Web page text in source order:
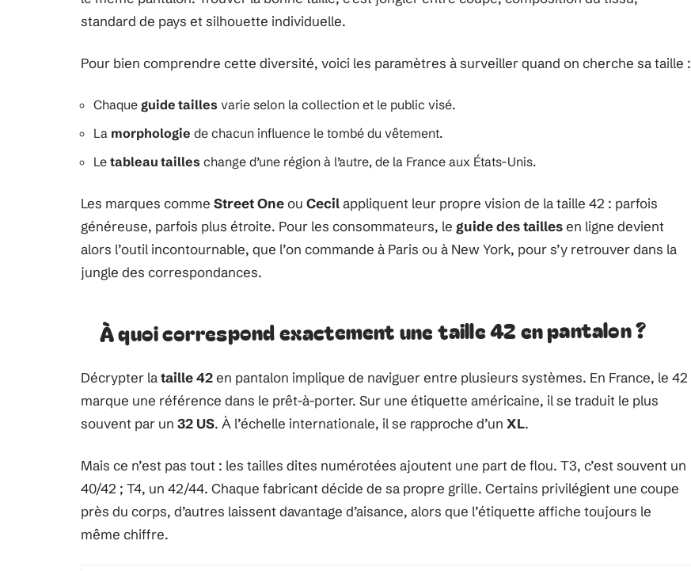
standard de pays et silhouette individuelle.
Pour bien comprendre cette diversité, voici les paramètres à surveiller quand on cherche sa taille :
Chaque guide tailles varie selon la collection et le public visé.
La morphologie de chacun influence le tombé du vêtement.
Le tableau tailles change d’une région à l’autre, de la France aux États-Unis.
Les marques comme Street Oneou Cecilappliquent leur propre vision de la taille 42 : parfois
généreuse, parfois plus étroite. Pour les consommateurs, le guide des taillesen ligne devient
alors l’outil incontournable, que l’on commande à Paris ou à New York, pour s’y retrouver dans la
jungle des correspondances.
À quoi correspond exactement une taille 42 en pantalon ?
Décrypter lataille 42en pantalon implique de naviguer entre plusieurs systèmes. En France, le 42
marque une référence dans le prêt-à-porter. Sur une étiquette américaine, il se traduit le plus
souvent par un 32 US. À l’échelle internationale, il se rapproche d’un XL.
Mais ce n’est pas tout : les tailles dites numérotées ajoutent une part de flou. T3, c’est souvent un
40/42 ; T4, un 42/44. Chaque fabricant décide de sa propre grille. Certains privilégient une coupe
près du corps, d’autres laissent davantage d’aisance, alors que l’étiquette affiche toujours le
même chiffre.